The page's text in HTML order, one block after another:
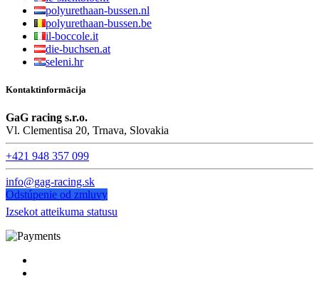
polyurethaan-bussen.nl
polyurethaan-bussen.be
il-boccole.it
die-buchsen.at
seleni.hr
Kontaktinformācija
GaG racing s.r.o.
Vl. Clementisa 20, Trnava, Slovakia
+421 948 357 099
info@gag-racing.sk
Odstúpenie od zmluvy
Izsekot atteikuma statusu